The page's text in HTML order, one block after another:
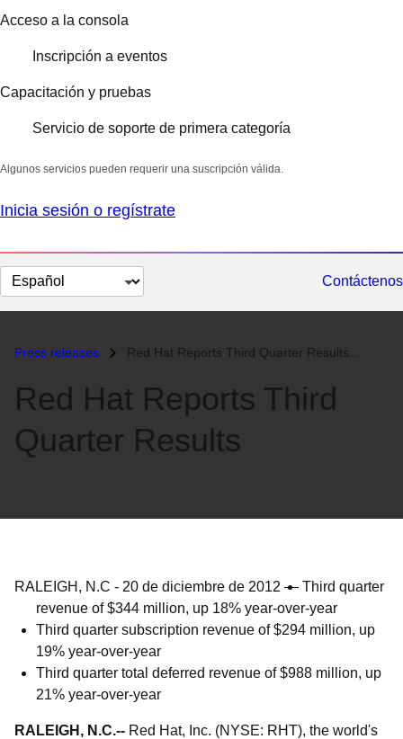
Acceso a la consola
Inscripción a eventos
Capacitación y pruebas
Servicio de soporte de primera categoría
Algunos servicios pueden requerir una suscripción válida.
Inicia sesión o regístrate
Cambiar
el
Contáctenos
Press releases Red Hat Reports Third Quarter Results...
Red Hat Reports Third
Quarter Results
RALEIGH, N.C - 20 de diciembre de 2012 — Third quarter
revenue of $344 million, up 18% year-over-year
Third quarter subscription revenue of $294 million, up
19% year-over-year
Third quarter total deferred revenue of $988 million, up
21% year-over-year
RALEIGH, N.C.-- Red Hat, Inc. (NYSE: RHT), the world's